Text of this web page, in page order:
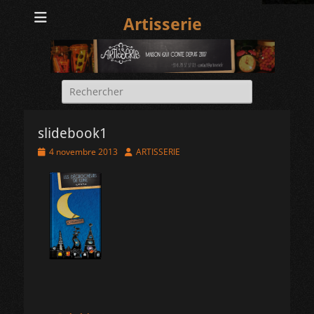
Artisserie
Rechercher :
slidebook1
Posted
4 novembre 2013 Author
ARTISSERIE